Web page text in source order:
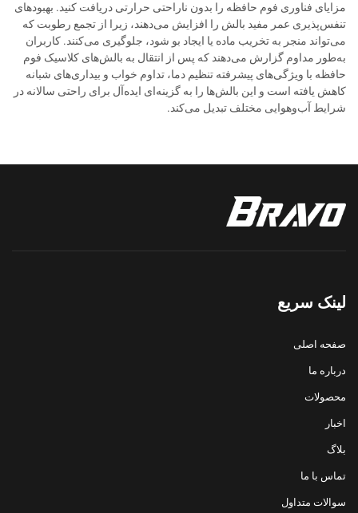
مزایای فناوری فوم حافظه را بدون ناراحتی حرارتی دریافت کنید. بهبودهای
تنفس‌پذیری عمر مفید بالش را افزایش می‌دهند، زیرا از تجمع رطوبت که
می‌تواند منجر به تخریب ماده یا ایجاد بو شود، جلوگیری می‌کنند. کاربران
به‌طور مداوم گزارش می‌دهند که پس از انتقال به بالش‌های کلاسیک فوم
حافظه با ویژگی‌های پیشرفته تنظیم دما، تداوم خواب و بیداری‌های شبانه
کاهش یافته است و این بالش‌ها را به گزینه‌ای ایده‌آل برای راحتی سالانه در
شرایط آب‌وهوایی مختلف تبدیل می‌کند.
لینک سریع
صفحه اصلی
درباره ما
محصولات
اخبار
بلاگ
تماس با ما
سوالات متداول